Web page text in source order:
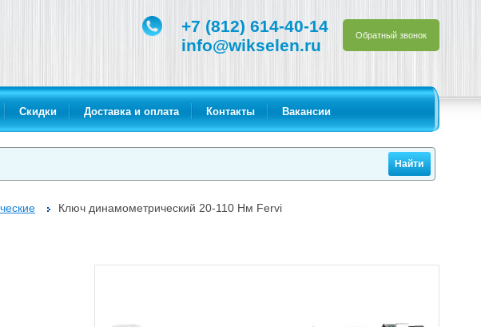
+7 (812) 614-40-14
info@wikselen.ru
Обратный звонок
Скидки Доставка и оплата Контакты Вакансии
Ключ динамометрический 20-110 Нм Fervi